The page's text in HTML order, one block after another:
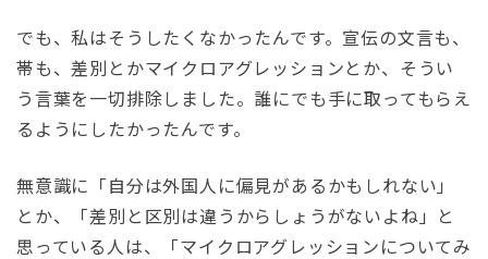
でも、私はそうしたくなかったんです。宣伝の文言も、
帯も、差別とかマイクロアグレッションとか、そうい
う言葉を一切排除しました。誰にでも手に取ってもらえ
るようにしたかったんです。
無意識に「自分は外国人に偏見があるかもしれない」
とか、「差別と区別は違うからしょうがないよね」と
思っている人は、「マイクロアグレッションについてみ